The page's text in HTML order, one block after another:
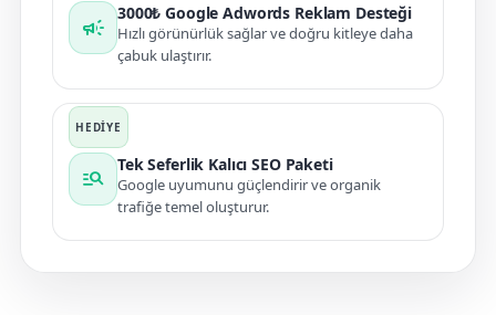
campaign
3000₺ Google Adwords Reklam Desteği
Hızlı görünürlük sağlar ve doğru kitleye daha
çabuk ulaştırır.
manage_search
Tek Seferlik Kalıcı SEO Paketi
Google uyumunu güçlendirir ve organik
trafiğe temel oluşturur.